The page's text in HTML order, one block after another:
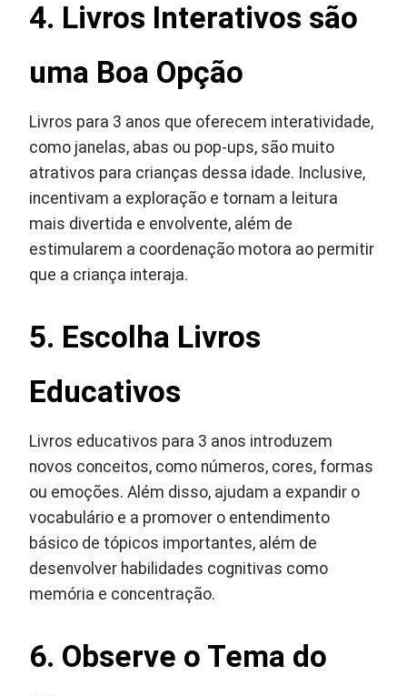
4. Livros Interativos são
uma Boa Opção
Livros para 3 anos que oferecem interatividade,
como janelas, abas ou pop-ups, são muito
atrativos para crianças dessa idade. Inclusive,
incentivam a exploração e tornam a leitura
mais divertida e envolvente, além de
estimularem a coordenação motora ao permitir
que a criança interaja.
5. Escolha Livros
Educativos
Livros educativos para 3 anos introduzem
novos conceitos, como números, cores, formas
ou emoções. Além disso, ajudam a expandir o
vocabulário e a promover o entendimento
básico de tópicos importantes, além de
desenvolver habilidades cognitivas como
memória e concentração.
6. Observe o Tema do